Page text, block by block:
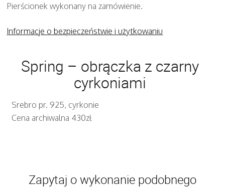
Pierścionek wykonany na zamówienie.
Informacje o bezpieczeństwie i użytkowaniu
Spring – obrączka z czarny
cyrkoniami
Srebro pr. 925, cyrkonie
Cena archiwalna 430zł
Zapytaj o wykonanie podobnego